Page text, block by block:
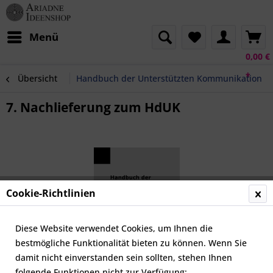
Menü
0,00 €
*
Übersicht Handbuch der Unterstützten Kommunikation
7. Nachlieferung zum HdUK
Cookie-Richtlinien
Diese Website verwendet Cookies, um Ihnen die
bestmögliche Funktionalität bieten zu können. Wenn Sie
damit nicht einverstanden sein sollten, stehen Ihnen